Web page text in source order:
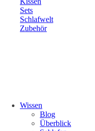
Sets
Schlafwelt
Zubehör
Wissen
Blog
Überblick